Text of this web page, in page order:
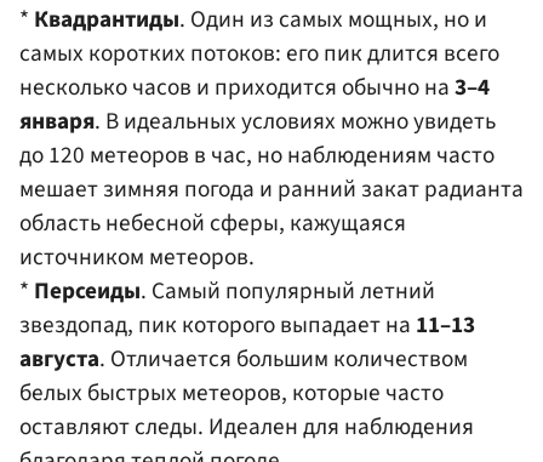
* Квадрантиды. Один из самых мощных, но и
самых коротких потоков: его пик длится всего
несколько часов и приходится обычно на3–4
января. В идеальных условиях можно увидеть
до 120 метеоров в час, но наблюдениям часто
мешает зимняя погода и ранний закат радианта
область небесной сферы, кажущаяся
источником метеоров.
* Персеиды. Самый популярный летний
звездопад, пик которого выпадает на 11–13
августа. Отличается большим количеством
белых быстрых метеоров, которые часто
оставляют следы. Идеален для наблюдения